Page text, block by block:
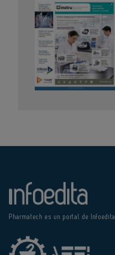
Pharmatech es un portal de Infoedita